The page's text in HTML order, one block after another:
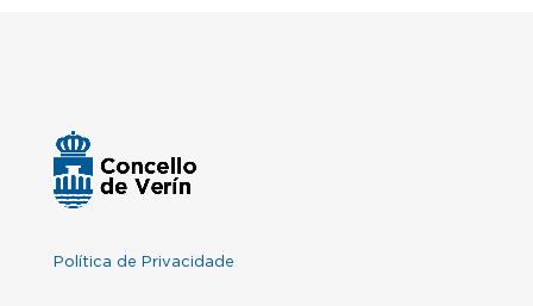
Política de Privacidade